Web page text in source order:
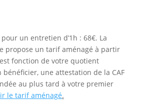
un entretien d’1h : 68€. La
propose un tarif aménagé à partir
fonction de votre quotient
une attestation de la CAF
au plus tard à votre premier
le tarif aménagé.